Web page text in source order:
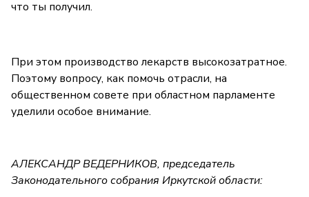
что ты получил.
При этом производство лекарств высокозатратное.
Поэтому вопросу, как помочь отрасли, на
общественном совете при областном парламенте
уделили особое внимание.
АЛЕКСАНДР ВЕДЕРНИКОВ, председатель
Законодательного собрания Иркутской области: